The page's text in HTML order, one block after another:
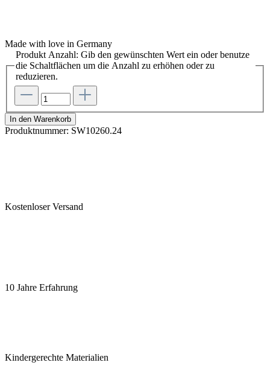
Made with love in Germany
Produkt Anzahl: Gib den gewünschten Wert ein oder benutze
die Schaltflächen um die Anzahl zu erhöhen oder zu
reduzieren.
In den Warenkorb
Produktnummer: SW10260.24
Kostenloser Versand
10 Jahre Erfahrung
Kindergerechte Materialien